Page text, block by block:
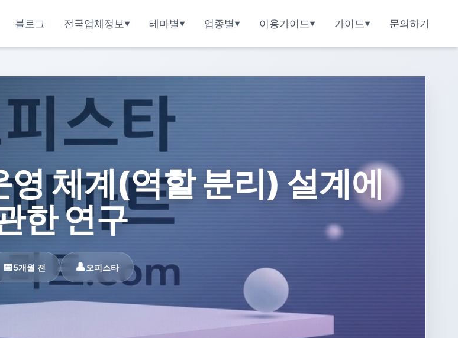
블로그 전국업체정보 테마별 업종별 이용가이드 가이드 문의하기
영 체계(역할 분리) 설계에
한 연구
5개월 전 오피스타